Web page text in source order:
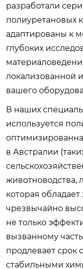
разработали
полиуретановых
адаптированы к
глубоких
локализованной
вашего
В наших
используется
в Австралии
животноводства,
которая
чрезвычайно
не только
вызванному
продлевает срок
стабильными